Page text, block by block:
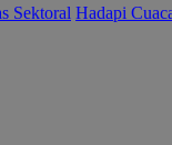
Sektoral Hadapi